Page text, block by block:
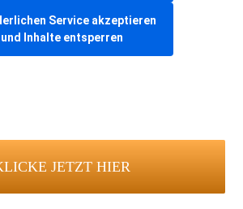
Service akzeptieren
und Inhalte entsperren
JETZT HIER